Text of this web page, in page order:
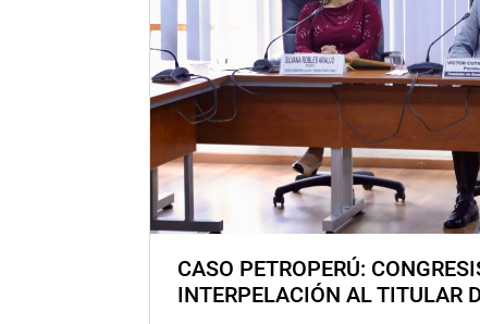
CASO PETROPERÚ:
INTERPELACIÓN AL TITULAR